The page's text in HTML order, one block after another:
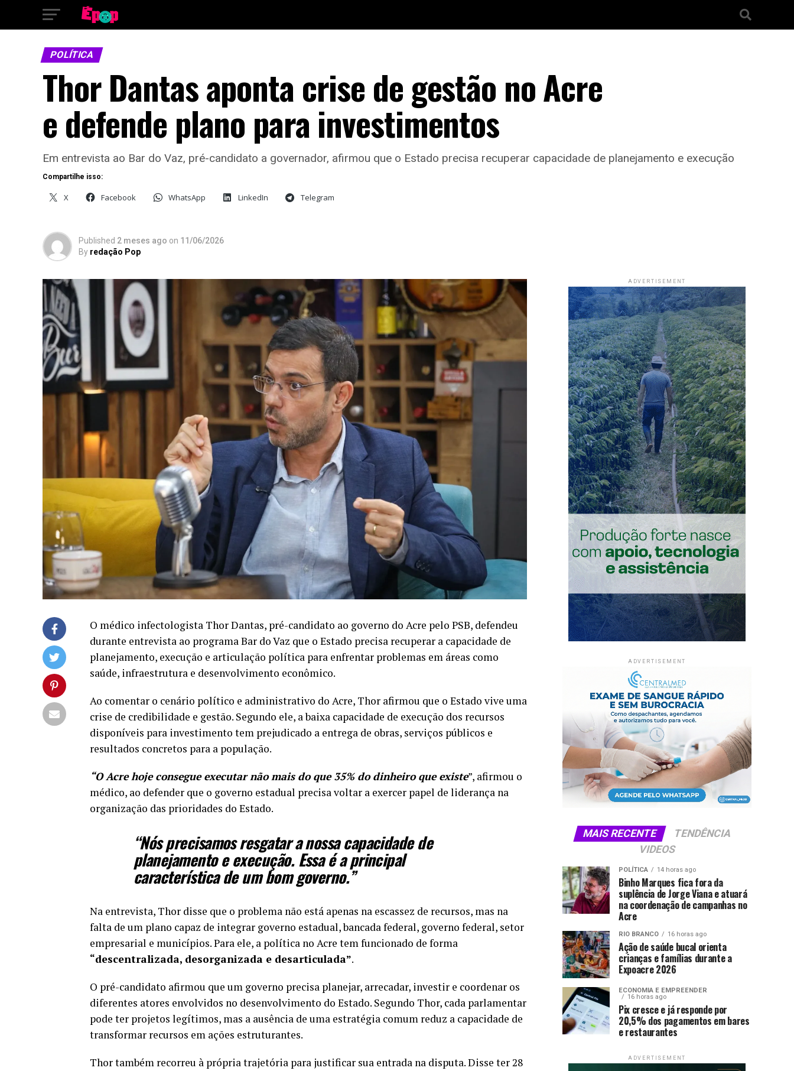
POLÍTICA
Thor Dantas aponta crise de gestão no Acre
e defende plano para investimentos
Em entrevista ao Bar do Vaz, pré-candidato a governador, afirmou que o Estado precisa recuperar capacidade de planejamento e execução
Compartilhe isso:
X Facebook WhatsApp LinkedIn Telegram
Published 2 meses ago on 11/06/2026
By redação Pop
O médico infectologista Thor Dantas, pré-candidato ao governo do Acre pelo PSB, defendeu
durante entrevista ao programa Bar do Vaz que o Estado precisa recuperar a capacidade de
planejamento, execução e articulação política para enfrentar problemas em áreas como
saúde, infraestrutura e desenvolvimento econômico.
Ao comentar o cenário político e administrativo do Acre, Thor afirmou que o Estado vive uma
crise de credibilidade e gestão. Segundo ele, a baixa capacidade de execução dos recursos
disponíveis para investimento tem prejudicado a entrega de obras, serviços públicos e
resultados concretos para a população.
“O Acre hoje consegue executar não mais do que 35% do dinheiro que existe”, afirmou o
médico, ao defender que o governo estadual precisa voltar a exercer papel de liderança na
organização das prioridades do Estado.
“Nós precisamos resgatar a nossa capacidade de
planejamento e execução. Essa é a principal
característica de um bom governo.”
Na entrevista, Thor disse que o problema não está apenas na escassez de recursos, mas na
falta de um plano capaz de integrar governo estadual, bancada federal, governo federal, setor
empresarial e municípios. Para ele, a política no Acre tem funcionado de forma
“descentralizada, desorganizada e desarticulada”.
O pré-candidato afirmou que um governo precisa planejar, arrecadar, investir e coordenar os
diferentes atores envolvidos no desenvolvimento do Estado. Segundo Thor, cada parlamentar
pode ter projetos legítimos, mas a ausência de uma estratégia comum reduz a capacidade de
transformar recursos em ações estruturantes.
Thor também recorreu à própria trajetória para justificar sua entrada na disputa. Disse ter 28
ADVERTISEMENT
ADVERTISEMENT
MAIS RECENTE
TENDÊNCIA
VIDEOS
POLÍTICA 14 horas ago
Binho Marques fica fora da
suplência de Jorge Viana e atuará
na coordenação de campanhas no
Acre
RIO BRANCO 16 horas ago
Ação de saúde bucal orienta
crianças e famílias durante a
Expoacre 2026
ECONOMIA E EMPREENDER
16 horas ago
Pix cresce e já responde por
20,5% dos pagamentos em bares
e restaurantes
ADVERTISEMENT